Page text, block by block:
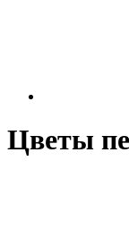
Цветы